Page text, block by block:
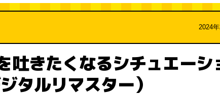
2024
吐きたくなるシチュエーシ
タルリマスター）